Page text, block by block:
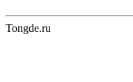
Tongde.ru